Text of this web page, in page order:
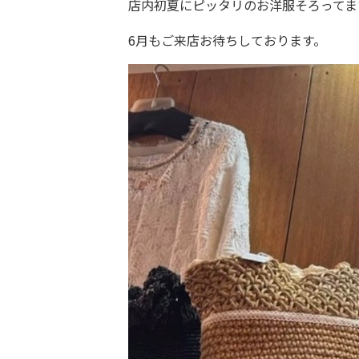
店内初夏にピッタリのお洋服そろって
6月もご来店お待ちしております。